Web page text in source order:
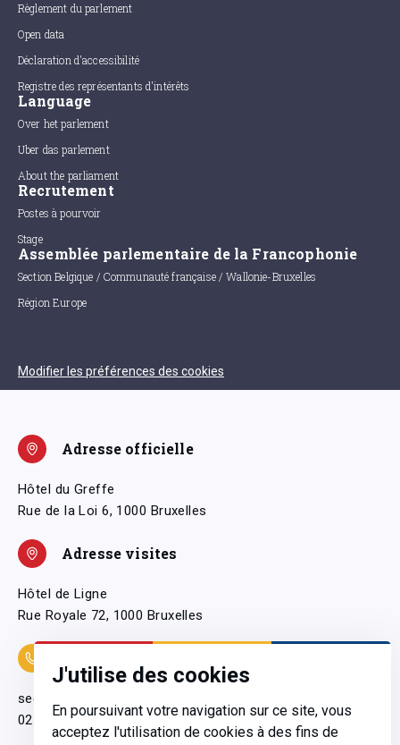
J'utilise des cookies
En poursuivant votre navigation sur ce site, vous
acceptez l'utilisation de cookies à des fins de
Règlement du parlement
Open data
Déclaration d'accessibilité
Registre des représentants d'intérêts
Language
Over het parlement
Uber das parlement
About the parliament
Recrutement
Postes à pourvoir
Stage
Assemblée parlementaire de la Francophonie
Section Belgique / Communauté française / Wallonie-Bruxelles
Région Europe
Modifier les préférences des cookies
Adresse officielle
Hôtel du Greffe
Rue de la Loi 6, 1000 Bruxelles
Adresse visites
Hôtel de Ligne
Rue Royale 72, 1000 Bruxelles
secretariatgeneral@pfwb.be
02 506 38 11